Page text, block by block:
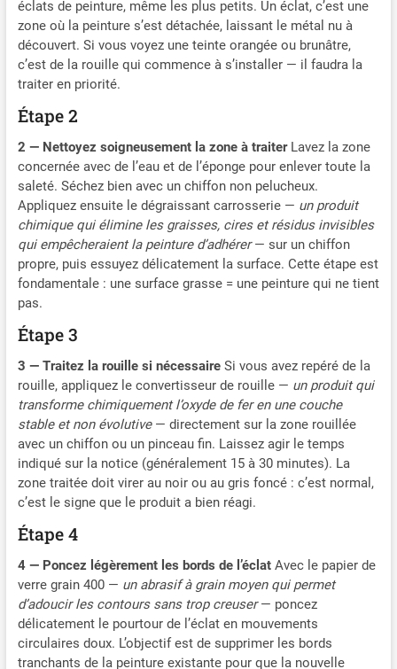
alternative bien tolérée par
la peau pour les personnes
allergiques au latex.
n'importe quel
environnement. Intégrant
90 perles LED avec 10
niveaux de luminosité
portables, les ordinateurs,
les trépieds et les appareils
photo. Parfait pour la
création de contenu sur
TikTok, Facebook, YouTube,
Twitter, Snapchat et
FaceTime, à l'intérieur
comme à l'extérieur, de jour
charge longue avec notre
Phone light . Il est livré avec
une batterie de 1800 mAh
et un port de charge de
type-C 5V/1A. La batterie
de haute capacité et
l'excellente technologie de
charge de notre lumière de
photos et des vidéos
parfaites à chaque instant.
La lumière de téléphone est
idéale pour les horaires
chargés et vous assure
d'être toujours prêt à briller.
banque d'alimentation ou
un chargeur de voiture et
ainsi de suite，idéal pour
vos vlogs de voyage
à l'humidité et aux chutes.
Dimensions (5,9 "x 3,0" x
0,4"), poids (10,5oz). Se
monte facilement sur les
appareils photo reflex
numériques, les
caméscopes, les trépieds et
les supports d'éclairage.
Parfait pour la
YouTube, etc. La lumière
d'appareil photo portable
vous fournira l'éclairage
parfait pour rendre vos
photos et vidéos plus
attrayantes 【Luminosité
réglable】Le circuit imprimé
de haute précision
luminosité. La luminosité
peut être ajustée avec une
précision allant de 1% à
100% (par incréments de
5%) pour une utilisation
facile dans les mariages, les
éclats de peinture, même les plus petits. Un éclat, c’est une
zone où la peinture s’est détachée, laissant le métal nu à
découvert. Si vous voyez une teinte orangée ou brunâtre,
c’est de la rouille qui commence à s’installer — il faudra la
traiter en priorité.
Étape 2
2 — Nettoyez soigneusement la zone à traiterLavez la zone
concernée avec de l’eau et de l’éponge pour enlever toute la
saleté. Séchez bien avec un chiffon non pelucheux.
Appliquez ensuite le dégraissant carrosserie — un produit
chimique qui élimine les graisses, cires et résidus invisibles
qui empêcheraient la peinture d’adhérer— sur un chiffon
propre, puis essuyez délicatement la surface. Cette étape est
fondamentale : une surface grasse = une peinture qui ne tient
pas.
Étape 3
3 — Traitez la rouille si nécessaireSi vous avez repéré de la
rouille, appliquez le convertisseur de rouille — un produit qui
transforme chimiquement l’oxyde de fer en une couche
stable et non évolutive— directement sur la zone rouillée
avec un chiffon ou un pinceau fin. Laissez agir le temps
indiqué sur la notice (généralement 15 à 30 minutes). La
zone traitée doit virer au noir ou au gris foncé : c’est normal,
c’est le signe que le produit a bien réagi.
Étape 4
4 — Poncez légèrement les bords de l’éclatAvec le papier de
verre grain 400 — un abrasif à grain moyen qui permet
d’adoucir les contours sans trop creuser— poncez
délicatement le pourtour de l’éclat en mouvements
circulaires doux. L’objectif est de supprimer les bords
tranchants de la peinture existante pour que la nouvelle